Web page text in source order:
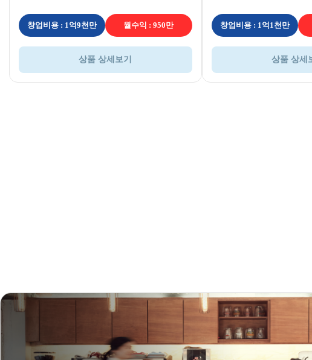
창업비용 : 1억9천만 월수익 : 950만
상품 상세보기
창업비용 : 1억1천만
상품 상세